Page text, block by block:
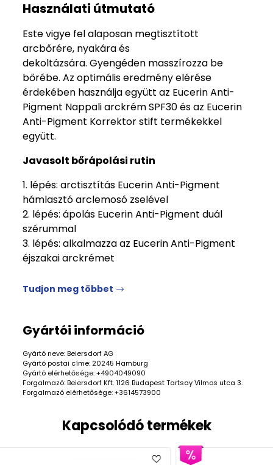
Használati útmutató
Este vigye fel alaposan megtisztított
arcbőrére, nyakára és
dekoltázsára. Gyengéden masszírozza be
bőrébe. Az optimális eredmény elérése
érdekében használja együtt az Eucerin Anti-
Pigment Nappali arckrém SPF30 és az Eucerin
Anti-Pigment Korrektor stift termékekkel
együtt.
Javasolt bőrápolási rutin
1. lépés: arctisztítás Eucerin Anti-Pigment
hámlasztó arclemosó zselével
2. lépés: ápolás Eucerin Anti-Pigment duál
szérummal
3. lépés: alkalmazza az Eucerin Anti-Pigment
éjszakai arckrémet
Tudjon meg többet
Gyártói információ
Gyártó neve: Beiersdorf AG
Gyártó postai címe: 20245 Hamburg
Gyártó elérhetősége: +4904049090
Forgalmazó: Beiersdorf Kft. 1126 Budapest Tartsay Vilmos utca 3.
Forgalmazó elérhetősége: +3614573900
Kapcsolódó termékek